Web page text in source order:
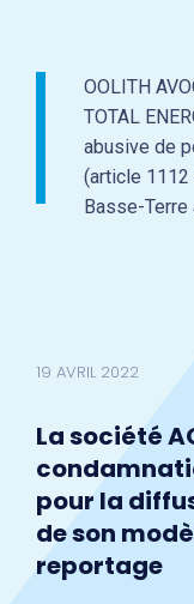
OOLITH
TOTAL
abusive de
(article 1112
Basse-Terre
La société
pour la
de son
reportage
19 AVRIL 2022